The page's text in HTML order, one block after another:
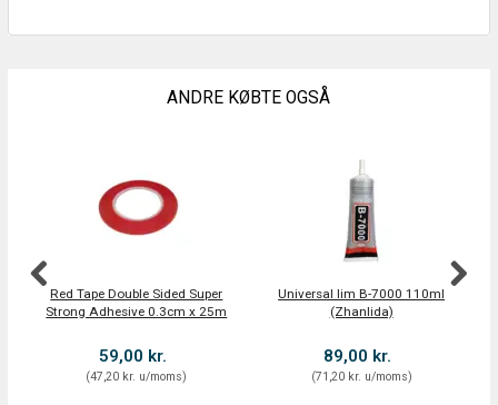
ANDRE KØBTE OGSÅ
Red Tape Double Sided Super
Strong Adhesive 0.3cm x 25m
59,00 kr.
(47,20 kr. u/moms)
Universal lim B-7000 110ml
(Zhanlida)
89,00 kr.
(71,20 kr. u/moms)